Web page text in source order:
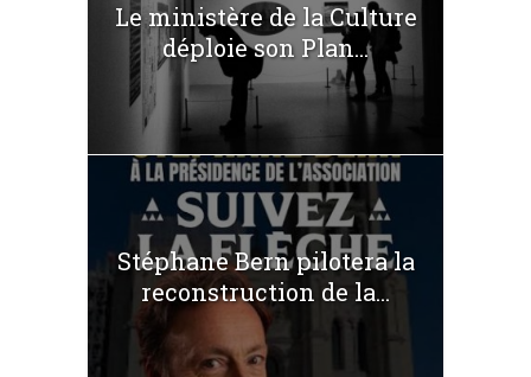
Le ministère de la Culture
déploie son Plan...
Stéphane Bern pilotera la
reconstruction de la...